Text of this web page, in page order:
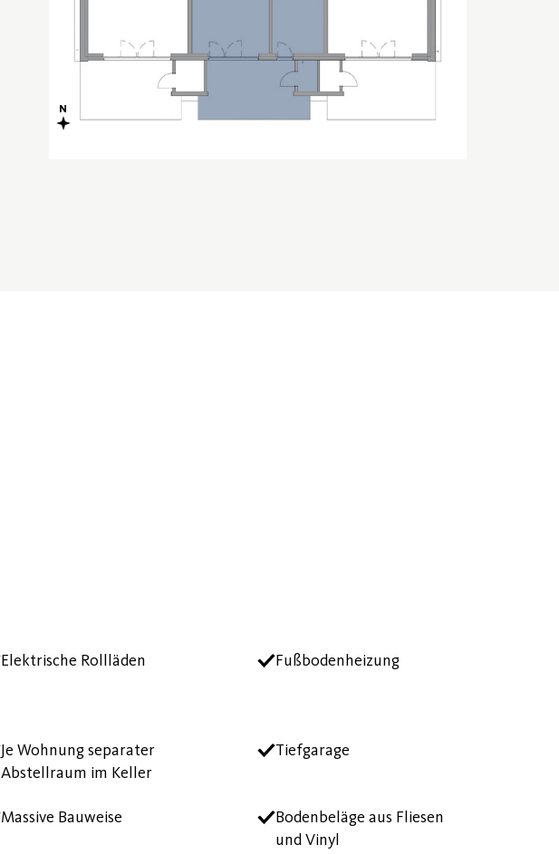
Elektrische Rollläden Fußbodenheizung
Je Wohnung separater
Abstellraum im Keller
Tiefgarage
Massive Bauweise
Bodenbeläge aus Fliesen
und Vinyl